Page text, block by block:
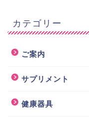
カテゴリー
ご案内
サプリメント
健康器具